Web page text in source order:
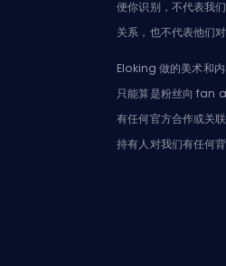
便你识别，不代表我
关系，也不代表他们
Eloking 做的美术和
只能算是粉丝向 fan
有任何官方合作或关
持有人对我们有任何背